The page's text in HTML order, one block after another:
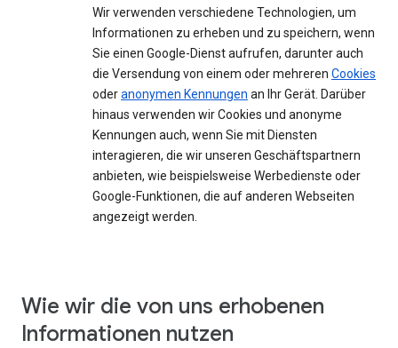
Wir verwenden verschiedene Technologien, um
Informationen zu erheben und zu speichern, wenn
Sie einen Google-Dienst aufrufen, darunter auch
die Versendung von einem oder mehreren Cookies
oderanonymen Kennungen an Ihr Gerät. Darüber
hinaus verwenden wir Cookies und anonyme
Kennungen auch, wenn Sie mit Diensten
interagieren, die wir unseren Geschäftspartnern
anbieten, wie beispielsweise Werbedienste oder
Google-Funktionen, die auf anderen Webseiten
angezeigt werden.
Wie wir die von uns erhobenen
Informationen nutzen